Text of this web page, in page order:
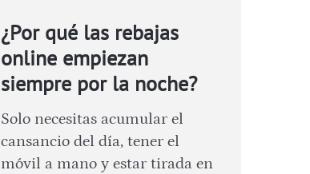
¿Por qué las rebajas
online empiezan
siempre por la noche?
Solo necesitas acumular el
cansancio del día, tener el
móvil a mano y estar tirada en